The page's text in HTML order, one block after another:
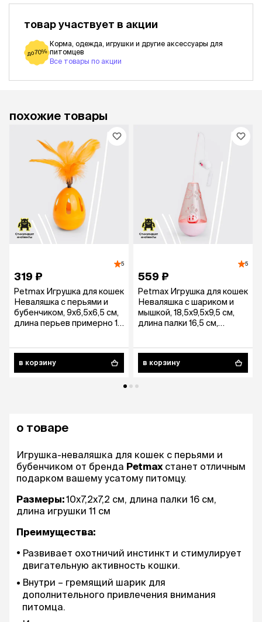
товар участвует в акции
до 70%
Корма, одежда, игрушки и другие аксессуары для
питомцев
Все товары по акции
похожие товары
5
319 ₽
Petmax Игрушка для кошек
Неваляшка с перьями и
бубенчиком, 9х6,5х6,5 см,
длина перьев примерно 10
в корзину
5
559 ₽
Petmax Игрушка для кошек
Неваляшка с шариком и
мышкой, 18,5х9,5х9,5 см,
длина палки 16,5 см,
в корзину
о товаре
Игрушка-неваляшка для кошек с перьями и
бубенчиком от бренда Petmax станет отличным
подарком вашему усатому питомцу.
Размеры:10х7,2х7,2 см, длина палки 16 см,
длина игрушки 11 см
Преимущества:
Развивает охотничий инстинкт и стимулирует
двигательную активность кошки.
Внутри – гремящий шарик для
дополнительного привлечения внимания
питомца.